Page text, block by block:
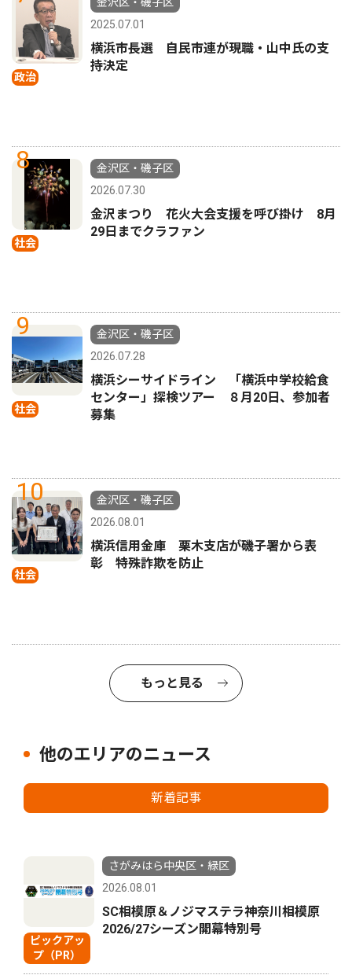
政治
2025.07.01
横浜市長選 自民市連が現職・山中氏の支
持決定
8
社会
金沢区・磯子区
2026.07.30
金沢まつり 花火大会支援を呼び掛け 8月
29日までクラファン
9
社会
金沢区・磯子区
2026.07.28
横浜シーサイドライン 「横浜中学校給食
センター」探検ツアー ８月20日、参加者
募集
10
社会
金沢区・磯子区
2026.08.01
横浜信用金庫 栗木支店が磯子署から表
彰 特殊詐欺を防止
もっと見る
他のエリアのニュース
新着記事
ピックアッ
プ（PR）
さがみはら中央区・緑区
2026.08.01
SC相模原＆ノジマステラ神奈川相模原
2026/27シーズン開幕特別号